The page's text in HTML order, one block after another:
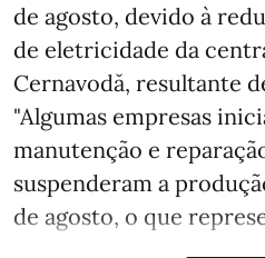
de agosto, devido à
de eletricidade da
Cernavodă, resultante
"Algumas empresas
manutenção e
suspenderam a
de agosto, o que